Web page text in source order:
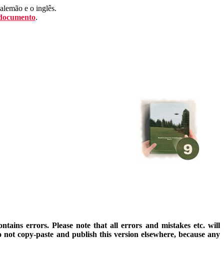
e o inglês.
.
errors. Please note that all errors and mistakes etc. will
copy-paste and publish this version elsewhere, because any